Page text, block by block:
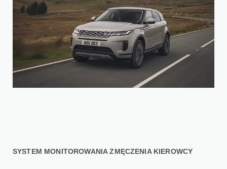
SYSTEM MONITOROWANIA ZMĘCZENIA KIEROWCY